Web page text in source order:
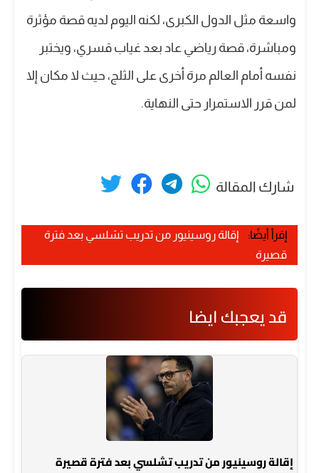
واسعة مثل الدول الكبرى، لكنه اليوم لديه قصة مؤثرة
ومباشرة، قصة رياضي عاد بعد غياب قسري، ويختبر
نفسه أمام العالم مرة أخرى على الثلج، حيث لا مكان إلا
لمن قرر الاستمرار حتى النهاية.
شارك المقالة
إقرأ أيضًا:
إقالة روسينيور من تدريب تشلسي بعد فترة
قصيرة
قد يعجبك ايضا
إقالة روسينيور من تدريب تشلسي بعد فترة قصيرة